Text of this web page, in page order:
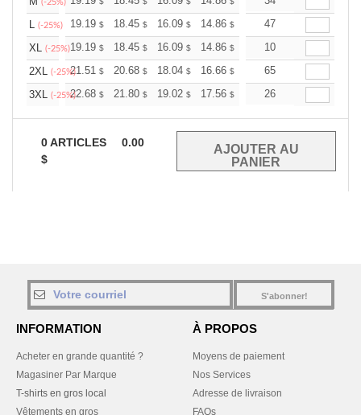
(-25%)
L (-25%) 19.19 $ 18.45 $ 16.09 $ 14.86 $ 14.11$
47
XL (-25%)19.19 $ 18.45 $ 16.09 $ 14.86 $ 14.11$
10
2XL (-25%)21.51 $ 20.68 $ 18.04 $ 16.66 $ 15.82$
65
3XL (-25%)22.68 $ 21.80 $ 19.02 $ 17.56 $ 16.68$
26
0ARTICLES
0.00
$
S'abonner!
INFORMATION
Acheter en grande quantité ?
Magasiner Par Marque
T-shirts en gros local
Vêtements en gros
À PROPOS
Moyens de paiement
Nos Services
Adresse de livraison
FAQs